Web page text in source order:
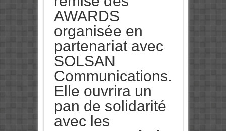
AWARDS
organisée en
partenariat avec
SOLSAN
Communications.
Elle ouvrira un
pan de solidarité
avec les